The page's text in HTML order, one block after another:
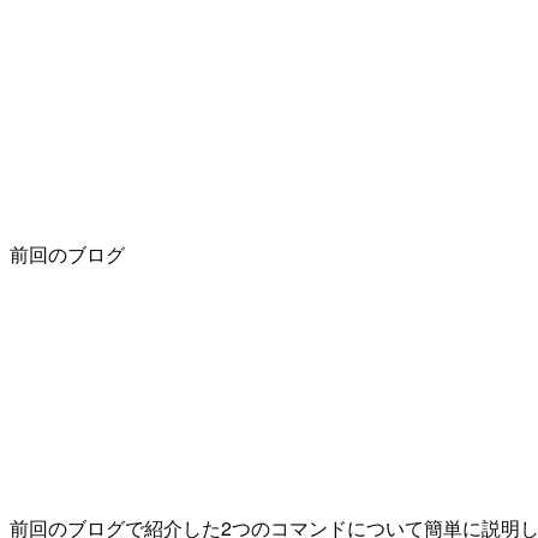
前回のブログ
前回のブログで紹介した2つのコマンドについて簡単に説明